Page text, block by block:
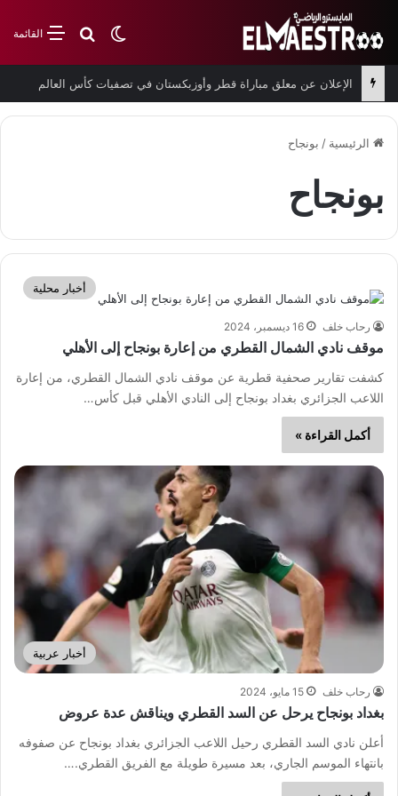
القائمةبحث عن
الوضع المظلم
الإعلان عن معلق مباراة قطر وأوزبكستان في تصفيات كأس العالم
الرئيسية / بونجاح
بونجاح
أخبار محلية
رحاب خلف 16 ديسمبر، 2024
موقف نادي الشمال القطري من إعارة بونجاح إلى الأهلي
كشفت تقارير صحفية قطرية عن موقف نادي الشمال القطري، من إعارة
اللاعب الجزائري بغداد بونجاح إلى النادي الأهلي قبل كأس…
أكمل القراءة »
أخبار عربية
رحاب خلف 15 مايو، 2024
بغداد بونجاح يرحل عن السد القطري ويناقش عدة عروض
أعلن نادي السد القطري رحيل اللاعب الجزائري بغداد بونجاح عن صفوفه
بانتهاء الموسم الجاري، بعد مسيرة طويلة مع الفريق القطري.…